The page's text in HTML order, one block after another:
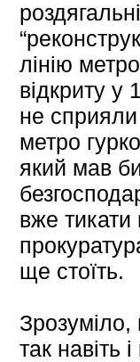
лінію
відкриту у
не
метро
який мав
вже тикати
ще стоїть.
так навіть